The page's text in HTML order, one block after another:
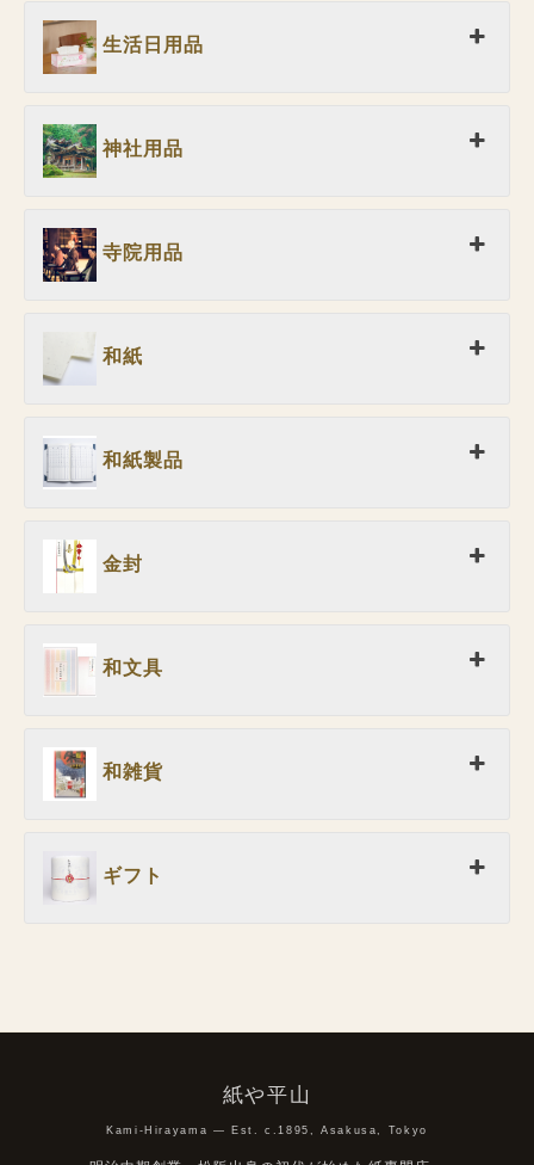
生活日用品
神社用品
寺院用品
和紙
和紙製品
金封
和文具
和雑貨
ギフト
紙や平山
Kami-Hirayama — Est. c.1895, Asakusa, Tokyo